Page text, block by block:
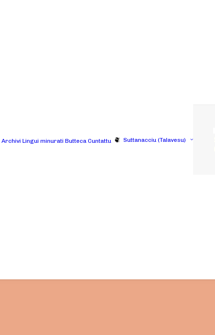
Archivi Lingui minurati Butteca Cuntattu Suttanacciu (Talavesu)